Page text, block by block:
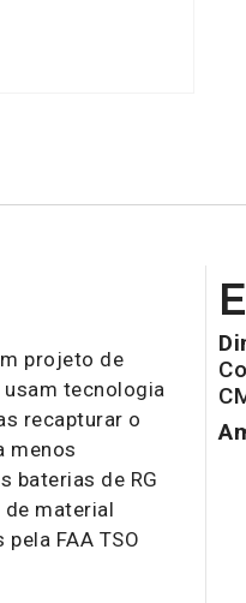
projeto de
usam tecnologia
recapturar o
menos
baterias de RG
de material
FAA TSO